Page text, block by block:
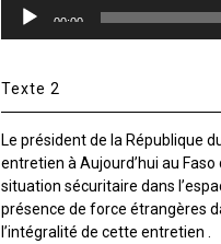
00:00
Texte 2
Le président de la République
entretien à Aujourd’hui au
situation sécuritaire dans
présence de force étrangères
l’intégralité de cette entretien .